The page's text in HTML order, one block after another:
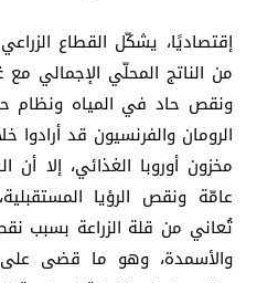
إقتصاديًا، يشكّل القطاع
من الناتج المحلّي الإجمالي
ونقص حاد في المياه ونظام
الرومان والفرنسيون قد
مخزون أوروبا الغذائي، إلا أن
عامّة ونقص الرؤيا
تُعاني من قلة الزراعة بسبب
والأسمدة، وهو ما قضى على